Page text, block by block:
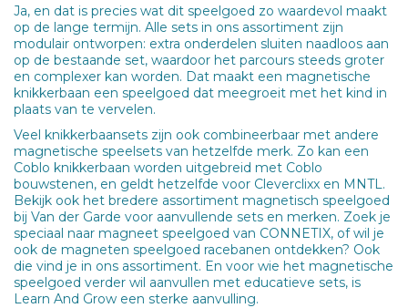
Ja, en dat is precies wat dit speelgoed zo waardevol maakt
op de lange termijn. Alle sets in ons assortiment zijn
modulair ontworpen: extra onderdelen sluiten naadloos aan
op de bestaande set, waardoor het parcours steeds groter
en complexer kan worden. Dat maakt een magnetische
knikkerbaan een speelgoed dat meegroeit met het kind in
plaats van te vervelen.
Veel knikkerbaansets zijn ook combineerbaar met andere
magnetische speelsets van hetzelfde merk. Zo kan een
Coblo knikkerbaan worden uitgebreid met Coblo
bouwstenen, en geldt hetzelfde voor Cleverclixx en MNTL.
Bekijk ook het bredere assortiment magnetisch speelgoed
bij Van der Garde voor aanvullende sets en merken. Zoek je
speciaal naar magneet speelgoed van CONNETIX, of wil je
ook de magneten speelgoed racebanen ontdekken? Ook
die vind je in ons assortiment. En voor wie het magnetische
speelgoed verder wil aanvullen met educatieve sets, is
Learn And Grow een sterke aanvulling.